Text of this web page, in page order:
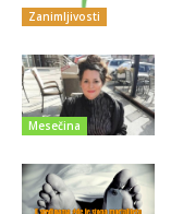
Zanimljivosti
Mesečina